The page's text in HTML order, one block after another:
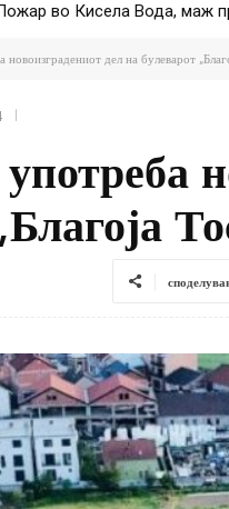
во Кисела Вода, маж
се судриле со
дел на булеварот